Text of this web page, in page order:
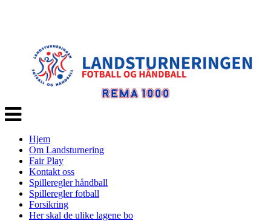
Veksle
navigasjon
Hjem
Om Landsturnering
Fair Play
Kontakt oss
Spilleregler håndball
Spilleregler fotball
Forsikring
Her skal de ulike lagene bo